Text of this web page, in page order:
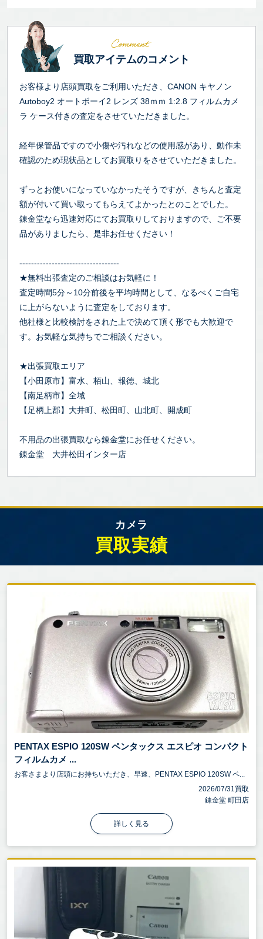
買取アイテムのコメント
お客様より店頭買取をご利用いただき、CANON キヤノン
Autoboy2 オートボーイ2 レンズ 38ｍｍ 1:2.8 フィルムカメ
ラ ケース付きの査定をさせていただきました。
経年保管品ですので小傷や汚れなどの使用感があり、動作未
確認のため現状品としてお買取りをさせていただきました。
ずっとお使いになっていなかったそうですが、きちんと査定
額が付いて買い取ってもらえてよかったとのことでした。
錬金堂なら迅速対応にてお買取りしておりますので、ご不要
品がありましたら、是非お任せください！
----------------------------------
★無料出張査定のご相談はお気軽に！
査定時間5分～10分前後を平均時間として、なるべくご自宅
に上がらないように査定をしております。
他社様と比較検討をされた上で決めて頂く形でも大歓迎で
す。お気軽な気持ちでご相談ください。
★出張買取エリア
【小田原市】富水、栢山、報徳、城北
【南足柄市】全域
【足柄上郡】大井町、松田町、山北町、開成町
不用品の出張買取なら錬金堂にお任せください。
錬金堂 大井松田インター店
カメラ
買取実績
PENTAX ESPIO 120SW ペンタックス エスピオ コンパクト
フィルムカメ ...
お客さまより店頭にお持ちいただき、早速、PENTAX ESPIO 120SW ペ...
2026/07/31買取
錬金堂 町田店
詳しく見る